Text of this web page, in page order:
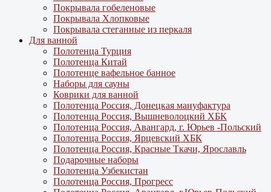
Покрывала гобеленовые
Покрывала Хлопковые
Покрывала стеганные из перкаля
Для ванной
Полотенца Турция
Полотенца Китай
Полотенце вафельное банное
Наборы для сауны
Коврики для ванной
Полотенца Россия, Донецкая мануфактура
Полотенца Россия, Вышневолоцкий ХБК
Полотенца Россия, Авангард, г. Юрьев -Польский
Полотенца Россия, Ярцевский ХБК
Полотенца Россия, Красные Ткачи, Ярославль
Подарочные наборы
Полотенца Узбекистан
Полотенца Россия, Прогресс